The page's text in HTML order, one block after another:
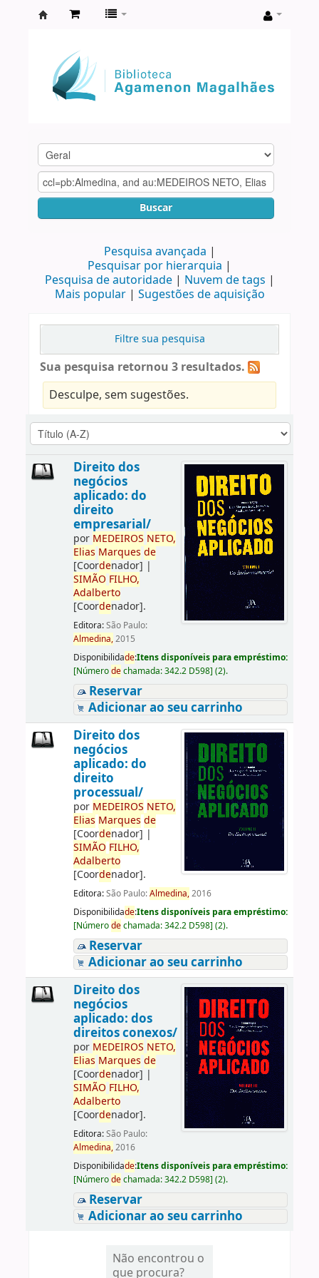
Agamenon
Magalhães
Buscar
Pesquisa avançada
Pesquisar por hierarquia
Pesquisa de autoridade
Nuvem de tags
Mais popular
Sugestões de aquisição
Filtre sua pesquisa
Sua pesquisa retornou 3 resultados.
Desculpe, sem sugestões.
Direito dos
negócios
aplicado: do
direito
empresarial/
por MEDEIROS NETO,
Elias Marques de
[Coordenador] |
SIMÃO FILHO,
Adalberto
[Coordenador].
Editora:São Paulo:
Almedina,2015
Disponibilidade:Itens disponíveis para empréstimo:
[Númerodechamada:342.2 D598] (2).
Reservar
Adicionar ao seu carrinho
Direito dos
negócios
aplicado: do
direito
processual/
por MEDEIROS NETO,
Elias Marques de
[Coordenador] |
SIMÃO FILHO,
Adalberto
[Coordenador].
Editora:São Paulo:Almedina,2016
Disponibilidade:Itens disponíveis para empréstimo:
[Númerodechamada:342.2 D598] (2).
Reservar
Adicionar ao seu carrinho
Direito dos
negócios
aplicado: dos
direitos conexos/
por MEDEIROS NETO,
Elias Marques de
[Coordenador] |
SIMÃO FILHO,
Adalberto
[Coordenador].
Editora:São Paulo:
Almedina,2016
Disponibilidade:Itens disponíveis para empréstimo:
[Númerodechamada:342.2 D598] (2).
Reservar
Adicionar ao seu carrinho
Não encontrou o
que procura?